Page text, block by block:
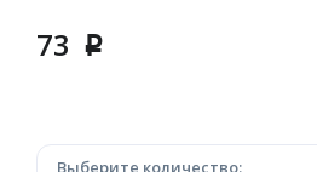
73 p
Выберите количество: